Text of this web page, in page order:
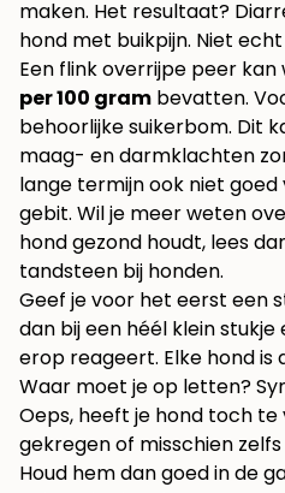
maken. Het resultaat?
hond met buikpijn. Niet
Een flink overrijpe peer kan
per 100 gram bevatten.
behoorlijke suikerbom. Dit
maag- en darmklachten
lange termijn ook niet
gebit. Wil je meer weten
hond gezond houdt, lees
tandsteen bij honden.
Geef je voor het eerst een
dan bij een héél klein stukje
erop reageert. Elke hond is
Waar moet je op letten?
Oeps, heeft je hond toch
gekregen of misschien
Houd hem dan goed in de